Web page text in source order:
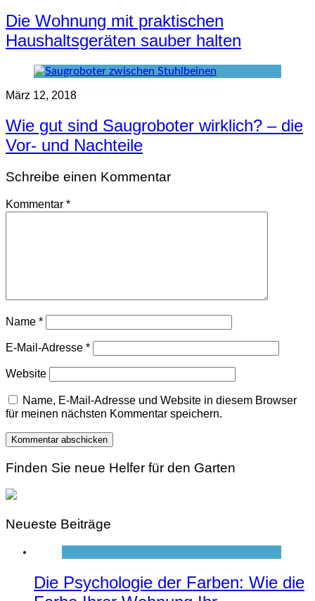
Die Wohnung mit praktischen
Haushaltsgeräten sauber halten
März 12, 2018
Wie gut sind Saugroboter wirklich? – die
Vor- und Nachteile
Schreibe einen Kommentar
Kommentar *
Name *
E-Mail-Adresse *
Website
Name, E-Mail-Adresse und Website in diesem Browser
für meinen nächsten Kommentar speichern.
Finden Sie neue Helfer für den Garten
Neueste Beiträge
Die Psychologie der Farben: Wie die